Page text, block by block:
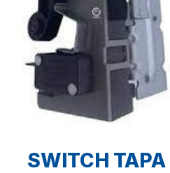
SWITCH TAPA